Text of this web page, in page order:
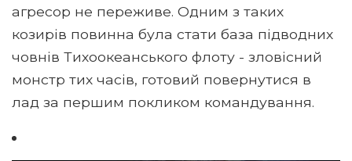
агресор не переживе. Одним з таких
козирів повинна була стати база підводних
човнів Тихоокеанського флоту - зловісний
монстр тих часів, готовий повернутися в
лад за першим покликом командування.